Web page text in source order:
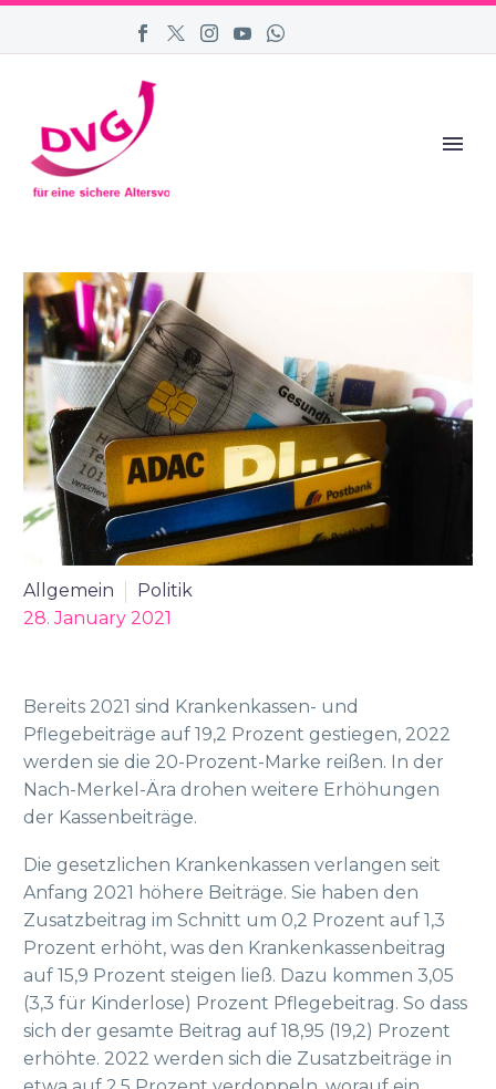
Allgemein
Politik
28. January 2021
Bereits 2021 sind Krankenkassen- und
Pflegebeiträge auf 19,2 Prozent gestiegen, 2022
werden sie die 20-Prozent-Marke reißen. In der
Nach-Merkel-Ära drohen weitere Erhöhungen
der Kassenbeiträge.
Die gesetzlichen Krankenkassen verlangen seit
Anfang 2021 höhere Beiträge. Sie haben den
Zusatzbeitrag im Schnitt um 0,2 Prozent auf 1,3
Prozent erhöht, was den Krankenkassenbeitrag
auf 15,9 Prozent steigen ließ. Dazu kommen 3,05
(3,3 für Kinderlose) Prozent Pflegebeitrag. So dass
sich der gesamte Beitrag auf 18,95 (19,2) Prozent
erhöhte. 2022 werden sich die Zusatzbeiträge in